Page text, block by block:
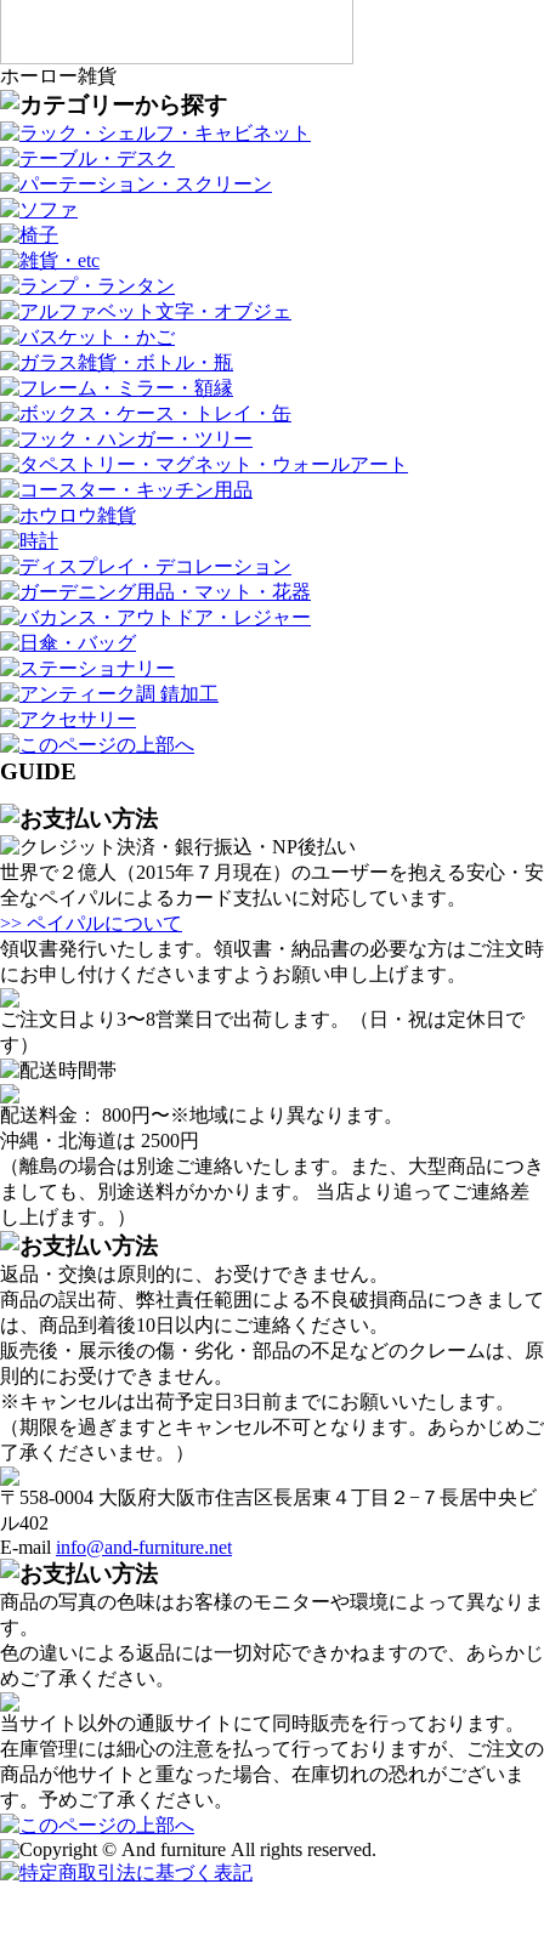
ホーロー雑貨
GUIDE
世界で２億人（2015年７月現在）のユーザーを抱える安心・安
全なペイパルによるカード支払いに対応しています。
>> ペイパルについて
領収書発行いたします。領収書・納品書の必要な方はご注文時
にお申し付けくださいますようお願い申し上げます。
ご注文日より3〜8営業日で出荷します。（日・祝は定休日で
す）
配送料金： 800円 〜※地域により異なります。
沖縄・北海道は 2500円
（離島の場合は別途ご連絡いたします。また、大型商品につき
ましても、別途送料がかかります。 当店より追ってご連絡差
し上げます。）
返品・交換は原則的に、お受けできません。
商品の誤出荷、弊社責任範囲による不良破損商品につきまして
は、商品到着後10日以内にご連絡ください。
販売後・展示後の傷・劣化・部品の不足などのクレームは、原
則的にお受けできません。
※キャンセルは出荷予定日3日前までにお願いいたします。
（期限を過ぎますとキャンセル不可となります。あらかじめご
了承くださいませ。）
〒558-0004 大阪府大阪市住吉区長居東４丁目２−７長居中央ビ
ル402
E-mail info@and-furniture.net
商品の写真の色味はお客様のモニターや環境によって異なりま
す。
色の違いによる返品には一切対応できかねますので、あらかじ
めご了承ください。
当サイト以外の通販サイトにて同時販売を行っております。
在庫管理には細心の注意を払って行っておりますが、ご注文の
商品が他サイトと重なった場合、在庫切れの恐れがございま
す。予めご了承ください。